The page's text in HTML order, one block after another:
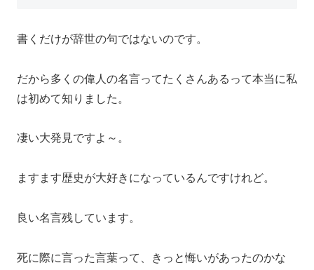
書くだけが辞世の句ではないのです。
だから多くの偉人の名言ってたくさんあるって本当に私
は初めて知りました。
凄い大発見ですよ～。
ますます歴史が大好きになっているんですけれど。
良い名言残しています。
死に際に言った言葉って、きっと悔いがあったのかな